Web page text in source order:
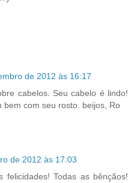
de 2012 às 16:17
cabelos. Seu cabelo é lindo!
bem com seu rosto. beijos, Ro
de 2012 às 17:03
felicidades! Todas as bênçãos!